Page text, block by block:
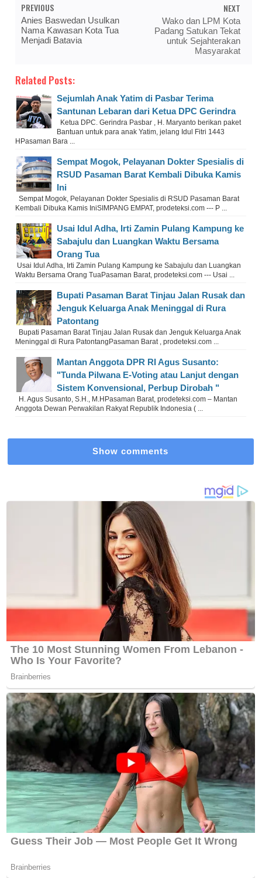
PREVIOUS
Anies Baswedan Usulkan
Nama Kawasan Kota Tua
Menjadi Batavia
NEXT
Wako dan LPM Kota
Padang Satukan Tekat
untuk Sejahterakan
Masyarakat
Related Posts:
Sejumlah Anak Yatim di Pasbar Terima
Santunan Lebaran dari Ketua DPC Gerindra
Ketua DPC. Gerindra Pasbar , H. Maryanto berikan paket
Bantuan untuk para anak Yatim, jelang Idul Fitri 1443
HPasaman Bara ...
Sempat Mogok, Pelayanan Dokter Spesialis di
RSUD Pasaman Barat Kembali Dibuka Kamis
Ini
Sempat Mogok, Pelayanan Dokter Spesialis di RSUD Pasaman Barat
Kembali Dibuka Kamis IniSIMPANG EMPAT, prodeteksi.com --- P ...
Usai Idul Adha, Irti Zamin Pulang Kampung ke
Sabajulu dan Luangkan Waktu Bersama
Orang Tua
Usai Idul Adha, Irti Zamin Pulang Kampung ke Sabajulu dan Luangkan
Waktu Bersama Orang TuaPasaman Barat, prodeteksi.com --- Usai ...
Bupati Pasaman Barat Tinjau Jalan Rusak dan
Jenguk Keluarga Anak Meninggal di Rura
Patontang
Bupati Pasaman Barat Tinjau Jalan Rusak dan Jenguk Keluarga Anak
Meninggal di Rura PatontangPasaman Barat , prodeteksi.com ...
Mantan Anggota DPR RI Agus Susanto:
"Tunda Pilwana E-Voting atau Lanjut dengan
Sistem Konvensional, Perbup Dirobah "
H. Agus Susanto, S.H., M.HPasaman Barat, prodeteksi.com – Mantan
Anggota Dewan Perwakilan Rakyat Republik Indonesia ( ...
Show comments